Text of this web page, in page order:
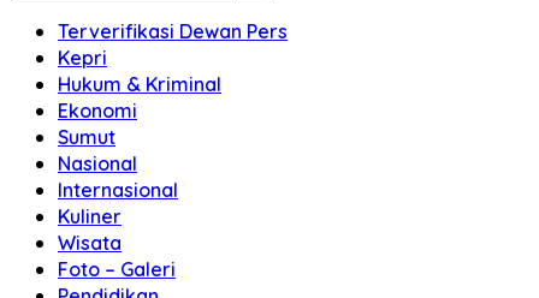
Terverifikasi Dewan Pers
Kepri
Hukum & Kriminal
Ekonomi
Sumut
Nasional
Internasional
Kuliner
Wisata
Foto – Galeri